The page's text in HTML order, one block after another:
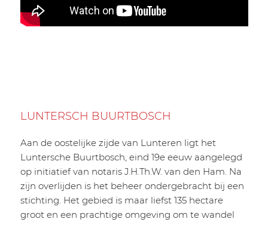
LUNTERSCH BUURTBOSCH
Aan de oostelijke zijde van Lunteren ligt het
Luntersche Buurtbosch, eind 19e eeuw aangelegd
op initiatief van notaris J.H.Th.W. van den Ham. Na
zijn overlijden is het beheer ondergebracht bij een
stichting. Het gebied is maar liefst 135 hectare
groot en een prachtige omgeving om te wandel